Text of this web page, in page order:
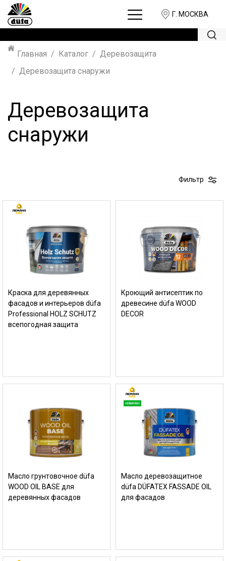
Г. МОСКВА
Главная Каталог
Деревозащита
Деревозащита снаружи
Деревозащита
снаружи
Фильтр
Краска для деревянных
фасадов и интерьеров düfa
Professional HOLZ SCHUTZ
всепогодная защита
Кроющий антисептик по
древесине düfa WOOD
DECOR
Масло грунтовочное düfa
WOOD OIL BASE для
деревянных фасадов
Масло деревозащитное
düfa DÜFATEX FASSADE OIL
для фасадов